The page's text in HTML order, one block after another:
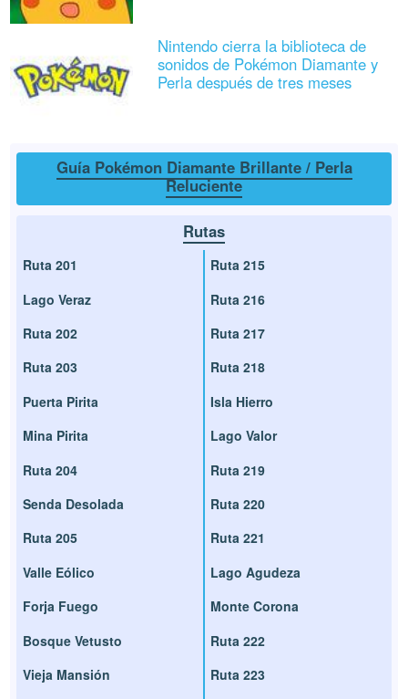
Nintendo cierra la biblioteca de
sonidos de Pokémon Diamante y
Perla después de tres meses
Guía Pokémon Diamante Brillante / Perla
Reluciente
Rutas
Ruta 201
Lago Veraz
Ruta 202
Ruta 203
Puerta Pirita
Mina Pirita
Ruta 204
Senda Desolada
Ruta 205
Valle Eólico
Forja Fuego
Bosque Vetusto
Vieja Mansión
Ruta 215
Ruta 216
Ruta 217
Ruta 218
Isla Hierro
Lago Valor
Ruta 219
Ruta 220
Ruta 221
Lago Agudeza
Monte Corona
Ruta 222
Ruta 223